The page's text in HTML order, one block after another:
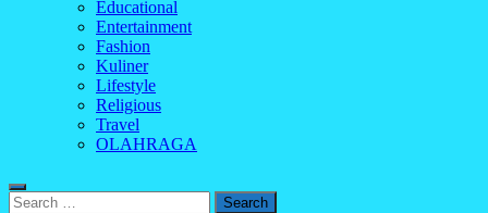
Educational
Entertainment
Fashion
Kuliner
Lifestyle
Religious
Travel
OLAHRAGA
Search